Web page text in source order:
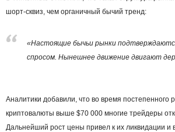
шорт-сквиз, чем органичный бычий тренд:
«Настоящие бычьи рынки
спросом. Нынешнее движение двигают
Аналитики добавили, что во время постепенного
криптовалюты выше $70 000 многие трейдеры
Дальнейший рост цены привел к их ликвидации и